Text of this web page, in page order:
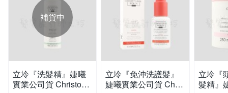
補貨中
立坽『洗髮精』婕曦
實業公司貨 Christoph
立坽『免沖洗護髮』
婕曦實業公司貨 Chris
立坽『
髮精』